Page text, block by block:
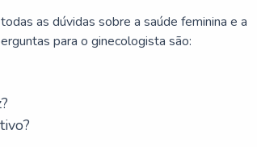
as dúvidas sobre a saúde feminina e a
para o ginecologista são: